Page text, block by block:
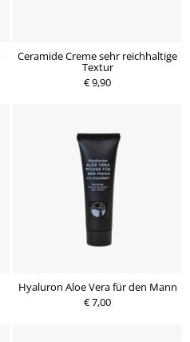
Ceramide Creme sehr reichhaltige
Textur
€ 9,90
Hyaluron Aloe Vera für den Mann
€ 7,00